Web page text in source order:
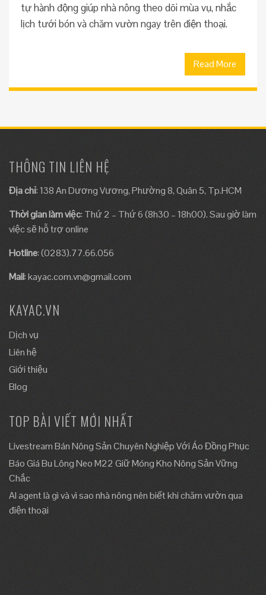
tự hành động giúp nhà nông theo dõi mùa vụ, nhắc
lịch tưới bón và chăm vườn ngay trên điện thoại.
Read More
THÔNG TIN LIÊN HỆ
Địa chỉ: 138 An Dương Vương, Phường 8, Quân 5, Tp.HCM
Thời gian làm việc: Thứ 2 – Thứ 6 (8h30 – 18h00). Sau giờ làm
việc sẽ hỗ trợ online
Hotline: (0283).77.66.056
Mail:kayac.com.vn@gmail.com
KAYAC.VN
Dịch vụ
Liên hệ
Giới thiệu
Blog
TOP BÀI VIẾT MỚI NHẤT
Livestream Bán Nông Sản Chuyên Nghiệp Với Áo Đồng Phục
Báo Giá Bu Lông Neo M22 Giữ Móng Kho Nông Sản Vững
Chắc
AI agent là gì và vì sao nhà nông nên biết khi chăm vườn qua
điện thoại